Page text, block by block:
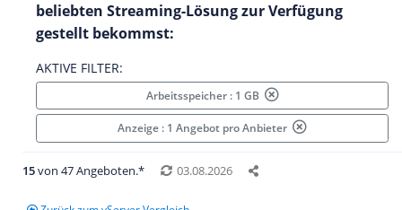
beliebten Streaming-Lösung zur Verfügung
gestellt bekommst:
AKTIVE FILTER:
Arbeitsspeicher : 1 GB
Anzeige : 1 Angebot pro Anbieter
15von 47 Angeboten.* 03.08.2026